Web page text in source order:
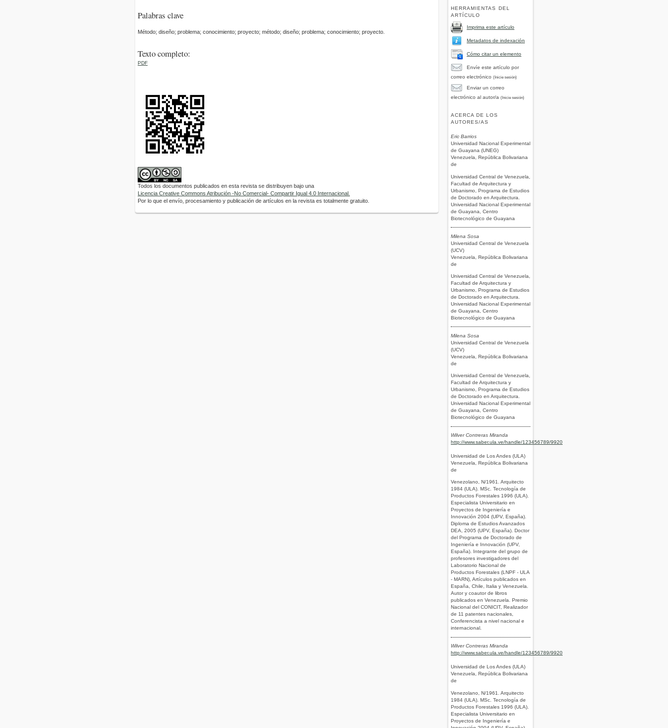
HERRAMIENTAS DEL
ARTÍCULO
Imprima este artículo
Metadatos de indexación
Cómo citar un elemento
Envíe este artículo por
correo electrónico (Inicie sesión)
Enviar un correo
electrónico al autor/a (Inicie sesión)
ACERCA DE LOS
AUTORES/AS
Eric Barrios
Universidad Nacional Experimental
de Guayana (UNEG)
Venezuela, República Bolivariana
de
Universidad Central de Venezuela,
Facultad de Arquitectura y
Urbanismo, Programa de Estudios
de Doctorado en Arquitectura.
Universidad Nacional Experimental
de Guayana, Centro
Biotecnológico de Guayana
Milena Sosa
Universidad Central de Venezuela
(UCV)
Venezuela, República Bolivariana
de
Universidad Central de Venezuela,
Facultad de Arquitectura y
Urbanismo, Programa de Estudios
de Doctorado en Arquitectura.
Universidad Nacional Experimental
de Guayana, Centro
Biotecnológico de Guayana
Milena Sosa
Universidad Central de Venezuela
(UCV)
Venezuela, República Bolivariana
de
Universidad Central de Venezuela,
Facultad de Arquitectura y
Urbanismo, Programa de Estudios
de Doctorado en Arquitectura.
Universidad Nacional Experimental
de Guayana, Centro
Biotecnológico de Guayana
Wilver Contreras Miranda
http://www.saber.ula.ve/handle/123456789/9920
Universidad de Los Andes (ULA)
Venezuela, República Bolivariana
de
Venezolano, N/1961. Arquitecto
1984 (ULA). MSc. Tecnología de
Productos Forestales 1996 (ULA).
Especialista Universitario en
Proyectos de Ingeniería e
Innovación 2004 (UPV, España).
Diploma de Estudios Avanzados
DEA, 2005 (UPV, España). Doctor
del Programa de Doctorado de
Ingeniería e Innovación (UPV,
España). Integrante del grupo de
profesores investigadores del
Laboratorio Nacional de
Productos Forestales (LNPF - ULA
- MARN), Artículos publicados en
España, Chile, Italia y Venezuela.
Autor y coautor de libros
publicados en Venezuela. Premio
Nacional del CONICIT, Realizador
de 11 patentes nacionales,
Conferencista a nivel nacional e
internacional.
Wilver Contreras Miranda
http://www.saber.ula.ve/handle/123456789/9920
Universidad de Los Andes (ULA)
Venezuela, República Bolivariana
de
Venezolano, N/1961. Arquitecto
1984 (ULA). MSc. Tecnología de
Productos Forestales 1996 (ULA).
Especialista Universitario en
Proyectos de Ingeniería e
Palabras clave
Método; diseño; problema; conocimiento; proyecto; método; diseño; problema; conocimiento; proyecto.
Texto completo:
PDF
Todos los documentos publicados en esta revista se distribuyen bajo una
Licencia Creative Commons Atribución -No Comercial- Compartir Igual 4.0 Internacional.
Por lo que el envío, procesamiento y publicación de artículos en la revista es totalmente gratuito.